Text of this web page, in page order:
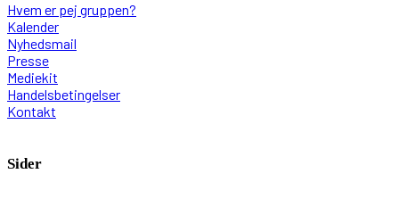
Hvem er pej gruppen?
Kalender
Nyhedsmail
Presse
Mediekit
Handelsbetingelser
Kontakt
Sider